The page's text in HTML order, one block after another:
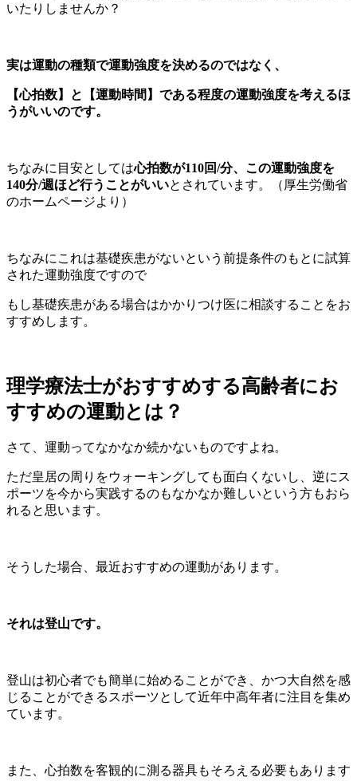
いたりしませんか？
実は運動の種類で運動強度を決めるのではなく、
【心拍数】と【運動時間】である程度の運動強度を考えるほ
うがいいのです。
ちなみに目安としては心拍数が110回/分、この運動強度を
140分/週ほど行うことがいいとされています。（厚生労働省
のホームページより）
ちなみにこれは基礎疾患がないという前提条件のもとに試算
された運動強度ですので
もし基礎疾患がある場合はかかりつけ医に相談することをお
すすめします。
理学療法士がおすすめする高齢者にお
すすめの運動とは？
さて、運動ってなかなか続かないものですよね。
ただ皇居の周りをウォーキングしても面白くないし、逆にス
ポーツを今から実践するのもなかなか難しいという方もおら
れると思います。
そうした場合、最近おすすめの運動があります。
それは登山です。
登山は初心者でも簡単に始めることができ、かつ大自然を感
じることができるスポーツとして近年中高年者に注目を集め
ています。
また、心拍数を客観的に測る器具もそろえる必要もあります